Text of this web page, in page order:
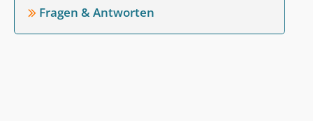
Fragen & Antworten